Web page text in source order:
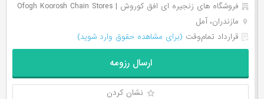
فروشگاه های زنجیره ای افق کوروش | Ofogh Koorosh Chain Stores
مازندران، آمل
قرارداد تمام‌وقت (برای مشاهده حقوق وارد شوید)
ارسال رزومه
نشان کردن